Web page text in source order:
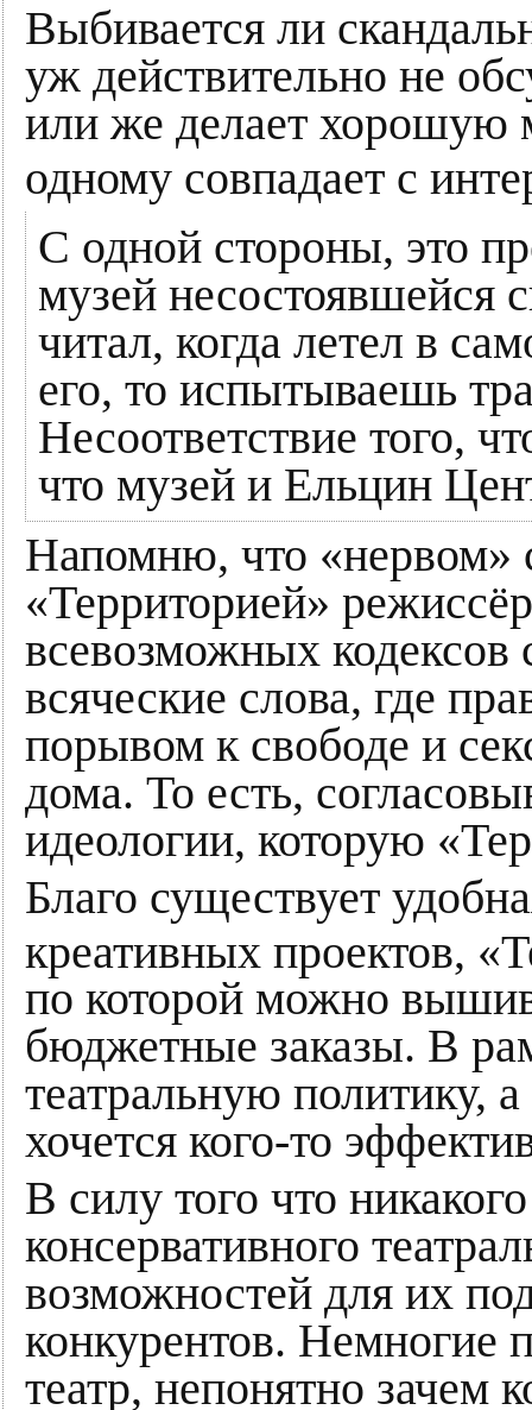
Выбивается ли
уж действительно не
или же делает хорошую
одному совпадает с
С одной стороны, это
музей несостоявшейся
читал, когда летел в
его, то испытываешь
Несоответствие того,
что музей и Ельцин
Напомню, что «нервом»
«Территорией»
всевозможных кодексов
всяческие слова, где
порывом к свободе и
дома. То есть,
идеологии, которую
Благо существует
креативных проектов,
по которой можно
бюджетные заказы. В
театральную политику,
хочется кого-то
В силу того что
консервативного
возможностей для их
конкурентов. Немногие
театр, непонятно зачем